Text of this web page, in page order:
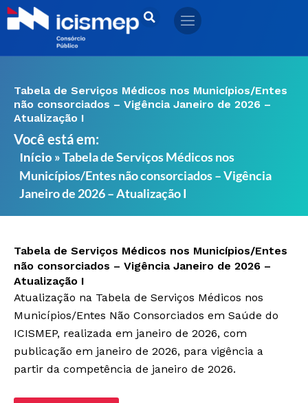
Ir
para
Tabela de Serviços Médicos nos Municípios/Entes
não consorciados – Vigência Janeiro de 2026 –
Atualização I
Você está em:
Início »Tabela de Serviços Médicos nos
Municípios/Entes não consorciados – Vigência
Janeiro de 2026 – Atualização I
Tabela de Serviços Médicos nos Municípios/Entes
não consorciados – Vigência Janeiro de 2026 –
Atualização I
Atualização na Tabela de Serviços Médicos nos
Municípios/Entes Não Consorciados em Saúde do
ICISMEP, realizada em janeiro de 2026, com
publicação em janeiro de 2026, para vigência a
partir da competência de janeiro de 2026.